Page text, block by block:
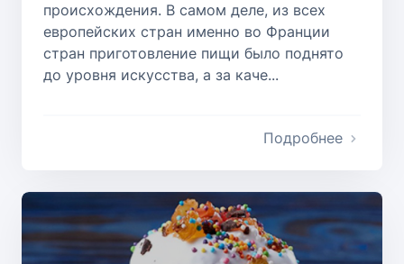
происхождения. В самом деле, из всех
европейских стран именно во Франции
стран приготовление пищи было поднято
до уровня искусства, а за каче...
Подробнее